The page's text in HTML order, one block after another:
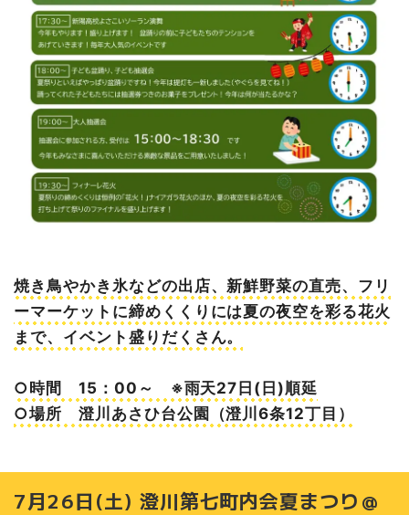
焼き鳥やかき氷などの出店、新鮮野菜の直売、フリ
ーマーケットに締めくくりには夏の夜空を彩る花火
まで、イベント盛りだくさん。
○時間 15：00～ ※雨天27日(日)順延
○場所 澄川あさひ台公園（澄川6条12丁目）
7月26日(土) 澄川第七町内会夏まつり＠